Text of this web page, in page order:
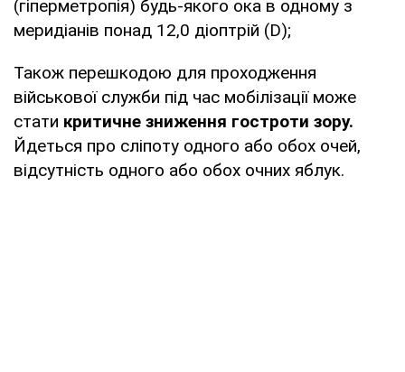
(гіперметропія) будь-якого ока в одному з
меридіанів понад 12,0 діоптрій (D);
Також перешкодою для проходження
військової служби під час мобілізації може
стати критичне зниження гостроти зору.
Йдеться про сліпоту одного або обох очей,
відсутність одного або обох очних яблук.